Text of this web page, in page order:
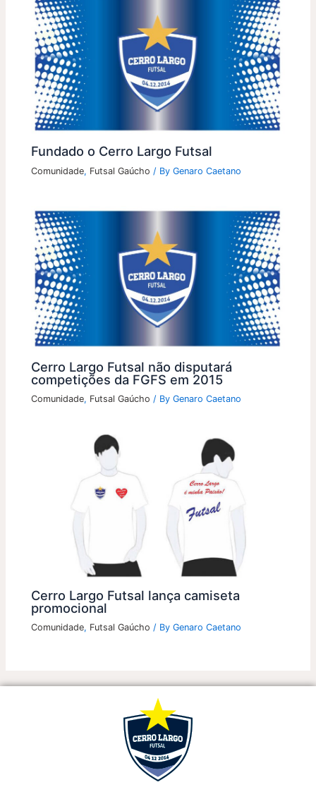
Fundado o Cerro Largo Futsal
Comunidade, Futsal Gaúcho / ByGenaro Caetano
Cerro Largo Futsal não disputará
competições da FGFS em 2015
Comunidade, Futsal Gaúcho / ByGenaro Caetano
Cerro Largo Futsal lança camiseta
promocional
Comunidade, Futsal Gaúcho / ByGenaro Caetano